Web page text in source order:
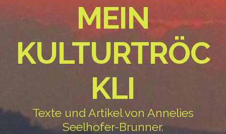
MEIN
KULTURTRÖC
KLI
Texte und Artikel von Annelies
Seelhofer-Brunner.